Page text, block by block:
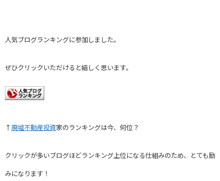
人気ブログランキングに参加しました。
ぜひクリックいただけると嬉しく思います。
↑ 廃墟不動産投資家のランキングは今、何位？
クリックが多いブログほどランキング上位になる仕組みのため、とても励
みになります！